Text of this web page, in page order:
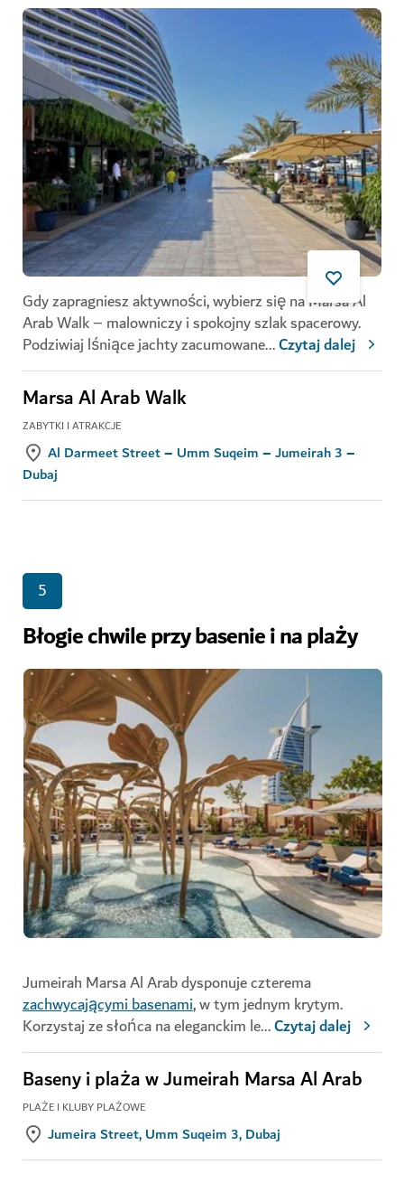
Gdy zapragniesz aktywności, wybierz się na Marsa Al
Arab Walk – malowniczy i spokojny szlak spacerowy.
Podziwiaj lśniące jachty zacumowane...Czytaj dalej
Marsa Al Arab Walk
ZABYTKI I ATRAKCJE
Al Darmeet Street – Umm Suqeim – Jumeirah 3 –
Dubaj
5
Błogie chwile przy basenie i na plaży
Jumeirah Marsa Al Arab dysponuje czterema
zachwycającymi basenami, w tym jednym krytym.
Korzystaj ze słońca na eleganckim le...Czytaj dalej
Baseny i plaża w Jumeirah Marsa Al Arab
PLAŻE I KLUBY PLAŻOWE
Jumeira Street, Umm Suqeim 3, Dubaj